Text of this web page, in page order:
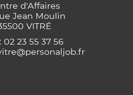
d'Affaires
Jean Moulin
VITRÉ
02 23 55 37 56